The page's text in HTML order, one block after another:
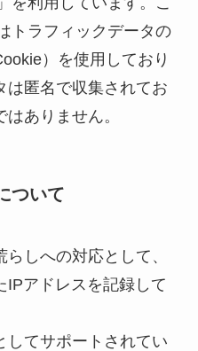
トラフィックデータの
）を使用しており
は匿名で収集されてお
ありません。
ついて
しへの対応として、
IPアドレスを記録して
してサポートされてい